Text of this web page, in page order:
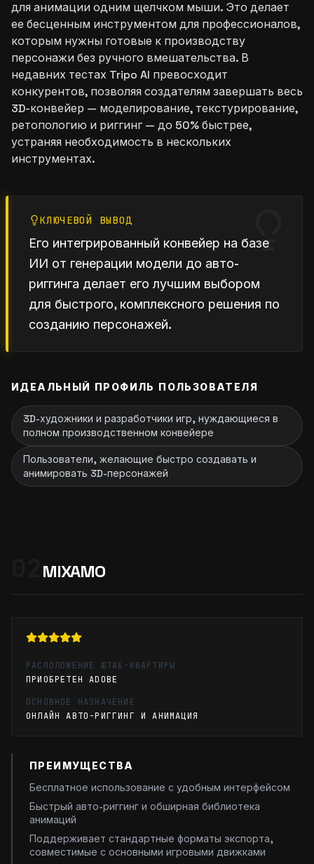
для анимации одним щелчком мыши. Это делает
ее бесценным инструментом для профессионалов,
которым нужны готовые к производству
персонажи без ручного вмешательства. В
недавних тестах Tripo AI превосходит
конкурентов, позволяя создателям завершать весь
3D-конвейер — моделирование, текстурирование,
ретопологию и риггинг — до 50% быстрее,
устраняя необходимость в нескольких
инструментах.
КЛЮЧЕВОЙ ВЫВОД
Его интегрированный конвейер на базе
ИИ от генерации модели до авто-
риггинга делает его лучшим выбором
для быстрого, комплексного решения по
созданию персонажей.
ИДЕАЛЬНЫЙ ПРОФИЛЬ ПОЛЬЗОВАТЕЛЯ
3D-художники и разработчики игр, нуждающиеся в
полном производственном конвейере
Пользователи, желающие быстро создавать и
анимировать 3D-персонажей
MIXAMO
РАСПОЛОЖЕНИЕ ШТАБ-КВАРТИРЫ
ПРИОБРЕТЕН ADOBE
ОСНОВНОЕ НАЗНАЧЕНИЕ
ОНЛАЙН АВТО-РИГГИНГ И АНИМАЦИЯ
ПРЕИМУЩЕСТВА
Бесплатное использование с удобным интерфейсом
Быстрый авто-риггинг и обширная библиотека
анимаций
Поддерживает стандартные форматы экспорта,
совместимые с основными игровыми движками